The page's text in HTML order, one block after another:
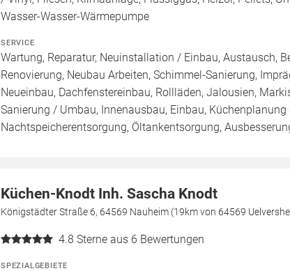
Wasser-Wasser-Wärmepumpe
SERVICE
Wartung, Reparatur, Neuinstallation / Einbau, Austausch,
Renovierung, Neubau Arbeiten, Schimmel-Sanierung,
Neueinbau, Dachfenstereinbau, Rollläden, Jalousien,
Sanierung / Umbau, Innenausbau, Einbau,
Nachtspeicherentsorgung, Öltankentsorgung,
Küchen-Knodt Inh. Sascha Knodt
Königstädter Straße 6, 64569 Nauheim (19km von 64569
4.8 Sterne aus 6 Bewertungen
SPEZIALGEBIETE